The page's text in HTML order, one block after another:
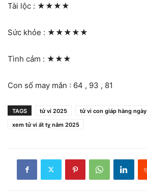
Tài lộc : ★★★★
Sức khỏe : ★★★★★
Tình cảm : ★★★
Con số may mắn : 64 , 93 , 81
TAGS tử vi 2025 tử vi con giáp hàng ngày
xem tử vi ất tỵ năm 2025